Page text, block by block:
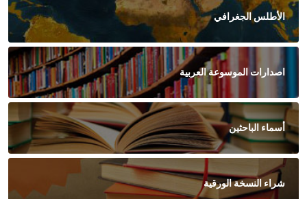
الأطلس الجغرافي
اصدارات الموسوعة العربية
أسماء الباحثين
شراء النسخة الورقية